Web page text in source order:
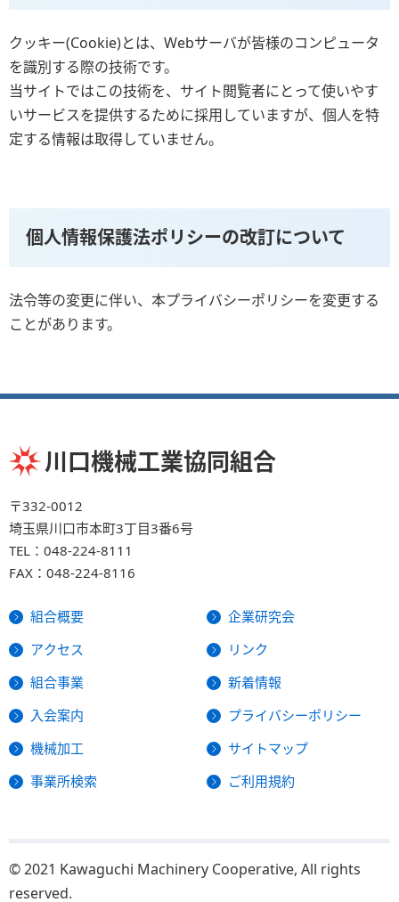
クッキー(Cookie)とは、Webサーバが皆様のコンピュータ
を識別する際の技術です。
当サイトではこの技術を、サイト閲覧者にとって使いやす
いサービスを提供するために採用していますが、個人を特
定する情報は取得していません。
個人情報保護法ポリシーの改訂について
法令等の変更に伴い、本プライバシーポリシーを変更する
ことがあります。
川口機械工業協同組合
〒332-0012
埼玉県川口市本町3丁目3番6号
TEL： 048-224-8111
FAX：048-224-8116
組合概要
アクセス
組合事業
入会案内
機械加工
事業所検索
企業研究会
リンク
新着情報
プライバシーポリシー
サイトマップ
ご利用規約
© 2021 Kawaguchi Machinery Cooperative, All rights
reserved.